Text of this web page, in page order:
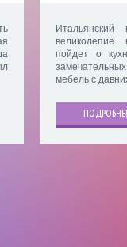
Итальянский
пойдет о
мебель с